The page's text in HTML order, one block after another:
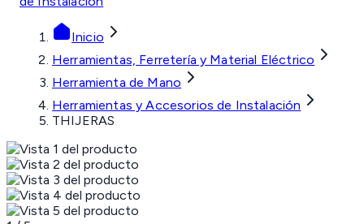
Inicio
Herramientas, Ferretería y Material Eléctrico
Herramienta de Mano
Herramientas y Accesorios de Instalación
THIJERAS